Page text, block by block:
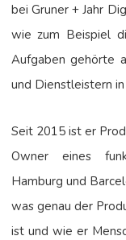
bei Gruner + Jahr
wie zum Beispiel
Aufgaben gehörte
und Dienstleistern
Seit 2015 ist er
Owner eines
Hamburg und
was genau der
ist und wie er